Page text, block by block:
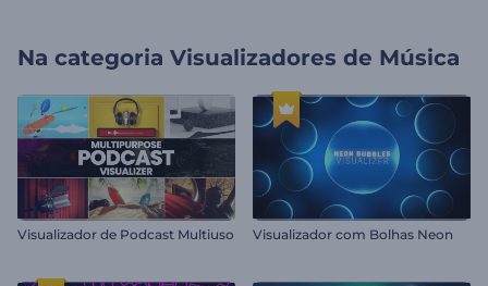
Na categoria Visualizadores de Música
Visualizador de Podcast Multiuso Visualizador com Bolhas Neon